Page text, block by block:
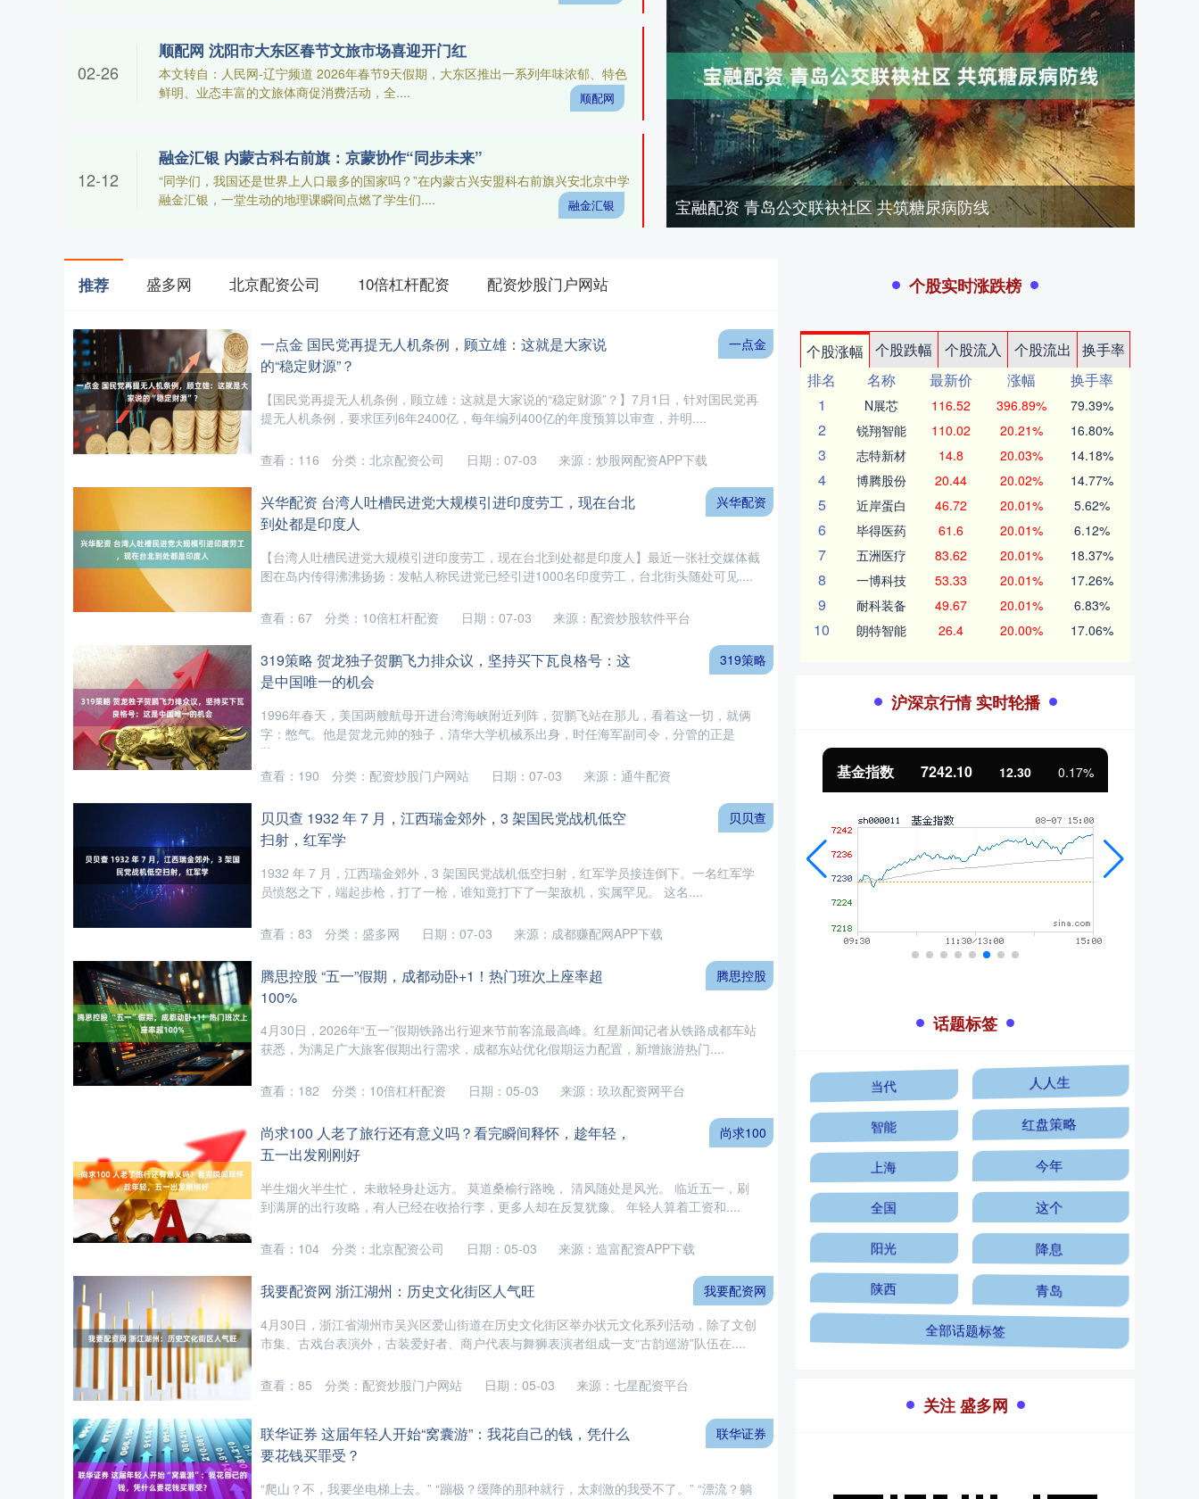
顺配网 沈阳市大东区春节文旅市场喜迎开门红
本文转自：人民网-辽宁频道 2026年春节9天假期，大东区推出一系列年味浓郁、特色
鲜明、业态丰富的文旅体商促消费活动，全....
顺配网
02-26
融金汇银 内蒙古科右前旗：京蒙协作“同步未来”
“同学们，我国还是世界上人口最多的国家吗？”在内蒙古兴安盟科右前旗兴安北京中学
融金汇银，一堂生动的地理课瞬间点燃了学生们....
融金汇银
12-12
宝融配资 青岛公交联袂社区 共筑糖尿病防线
推荐 盛多网 北京配资公司 10倍杠杆配资 配资炒股门户网站
一点金 国民党再提无人机条例，顾立雄：这就是大家说
的“稳定财源”？
【国民党再提无人机条例，顾立雄：这就是大家说的“稳定财源”？】7月1日，针对国民党再
提无人机条例，要求匡列6年2400亿，每年编列400亿的年度预算以审查，并明....
一点金
日期：07-03 来源：炒股网配资APP下载
查看： 116 分类： 北京配资公司
兴华配资 台湾人吐槽民进党大规模引进印度劳工，现在台北
到处都是印度人
【台湾人吐槽民进党大规模引进印度劳工，现在台北到处都是印度人】最近一张社交媒体截
图在岛内传得沸沸扬扬：发帖人称民进党已经引进1000名印度劳工，台北街头随处可见....
兴华配资
日期：07-03 来源：配资炒股软件平台
查看： 67 分类： 10倍杠杆配资
319策略 贺龙独子贺鹏飞力排众议，坚持买下瓦良格号：这
是中国唯一的机会
1996年春天，美国两艘航母开进台湾海峡附近列阵，贺鹏飞站在那儿，看着这一切，就俩
字：憋气。他是贺龙元帅的独子，清华大学机械系出身，时任海军副司令，分管的正是
装....
319策略
日期：07-03 来源：通牛配资
查看： 190 分类： 配资炒股门户网站
贝贝查 1932 年 7 月，江西瑞金郊外，3 架国民党战机低空
扫射，红军学
1932 年 7 月，江西瑞金郊外，3 架国民党战机低空扫射，红军学员接连倒下。一名红军学
员愤怒之下，端起步枪，打了一枪，谁知竟打下了一架敌机，实属罕见。 这名....
贝贝查
日期：07-03 来源：成都赚配网APP下载
查看： 83 分类： 盛多网
腾思控股 “五一”假期，成都动卧+1！热门班次上座率超
100%
4月30日，2026年“五一”假期铁路出行迎来节前客流最高峰。红星新闻记者从铁路成都车站
获悉，为满足广大旅客假期出行需求，成都东站优化假期运力配置，新增旅游热门....
腾思控股
日期：05-03 来源：玖玖配资网平台
查看： 182 分类： 10倍杠杆配资
尚求100 人老了旅行还有意义吗？看完瞬间释怀，趁年轻，
五一出发刚刚好
半生烟火半生忙， 未敢轻身赴远方。 莫道桑榆行路晚， 清风随处是风光。 临近五一，刷
到满屏的出行攻略，有人已经在收拾行李，更多人却在反复犹豫。 年轻人算着工资和....
尚求100
日期：05-03 来源：造富配资APP下载
查看： 104 分类： 北京配资公司
我要配资网 浙江湖州：历史文化街区人气旺
4月30日，浙江省湖州市吴兴区爱山街道在历史文化街区举办状元文化系列活动，除了文创
市集、古戏台表演外，古装爱好者、商户代表与舞狮表演者组成一支“古韵巡游”队伍在....
我要配资网
日期：05-03 来源：七星配资平台
查看： 85 分类： 配资炒股门户网站
联华证券 这届年轻人开始“窝囊游”：我花自己的钱，凭什么
要花钱买罪受？
“爬山？不，我要坐电梯上去。” “蹦极？缓降的那种就行，太刺激的我受不了。” “漂流？躺
联华证券
个股实时涨跌榜
个股涨幅 个股跌幅 个股流入 个股流出
换手率
排名
名称 最新价 涨幅
换手率
1
N展芯 116.52 396.89% 79.39%
2 锐翔智能 110.02 20.21% 16.80%
3 志特新材 14.8 20.03% 14.18%
4 博腾股份 20.44 20.02% 14.77%
5 近岸蛋白 46.72 20.01% 5.62%
6 毕得医药 61.6 20.01% 6.12%
7 五洲医疗 83.62 20.01% 18.37%
8 一博科技 53.33 20.01% 17.26%
9 耐科装备 49.67 20.01% 6.83%
10 朗特智能 26.4 20.00% 17.06%
沪深京行情 实时轮播
0.93% 北证50 1134.24 11.37 1.01% 创业板指 3563.12 47.56 基金指数 7242.10 12.30 0.17%
话题标签
当代 人人生
智能 红盘策略
上海 今年
全国 这个
阳光 降息
陕西 青岛
全部话题标签
关注 盛多网